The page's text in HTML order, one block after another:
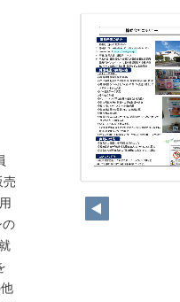
売
の